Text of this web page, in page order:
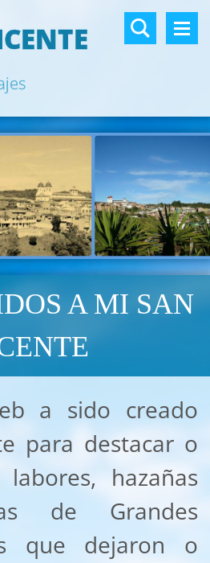
A MI SAN
a sido creado
para destacar o
hazañas
de Grandes
que dejaron o